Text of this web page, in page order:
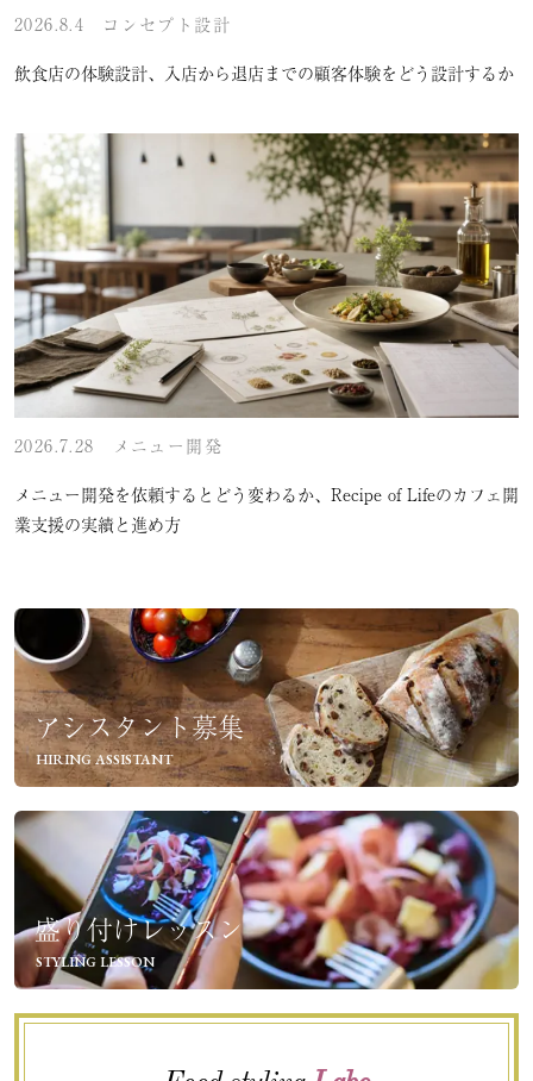
2026.8.4 コンセプト設計
飲食店の体験設計、入店から退店までの顧客体験をどう設計するか
2026.7.28 メニュー開発
メニュー開発を依頼するとどう変わるか、Recipe of Lifeのカフェ開
業支援の実績と進め方
アシスタント募集
HIRING ASSISTANT
盛り付けレッスン
STYLING LESSON